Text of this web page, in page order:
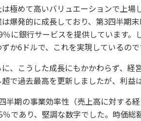
は極めて高いバリュエーションで上場
は爆発的に成長しており、第3四半期
％に銀行サービスを提供しています
ずか6ドルで、これを実現しているので
に、こうした成長にもかかわらず、経
超で過去最高を更新しましたが、利益
半期の事業効率性（売上高に対する
％であり、堅調な数字でした。時価